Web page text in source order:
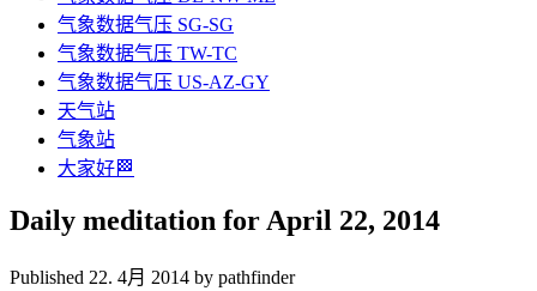
气象数据气压 SG-SG
气象数据气压 TW-TC
气象数据气压 US-AZ-GY
天气站
气象站
大家好🏁
Daily meditation for April 22, 2014
Published 22. 4月 2014 by pathfinder